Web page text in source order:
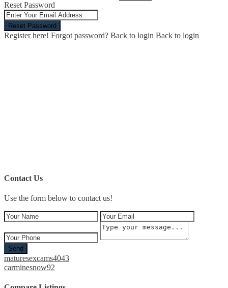
Reset Password
Reset Password
Register here! Forgot password? Back to login Back to login
Contact Us
Use the form below to contact us!
Send
maturesexcams4043
carminesnow92